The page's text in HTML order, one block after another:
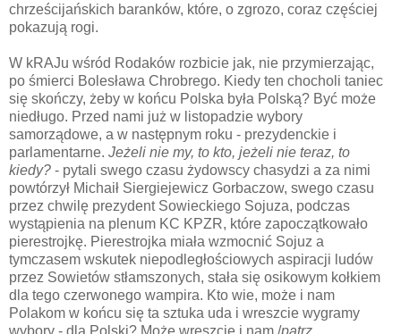
chrześcijańskich baranków, które, o zgrozo, coraz częściej
pokazują rogi.
W kRAJu wśród Rodaków rozbicie jak, nie przymierzając,
po śmierci Bolesława Chrobrego. Kiedy ten chocholi taniec
się skończy, żeby w końcu Polska była Polską? Być może
niedługo. Przed nami już w listopadzie wybory
samorządowe, a w następnym roku - prezydenckie i
parlamentarne. Jeżeli nie my, to kto, jeżeli nie teraz, to
kiedy? - pytali swego czasu żydowscy chasydzi a za nimi
powtórzył Michaił Siergiejewicz Gorbaczow, swego czasu
przez chwilę prezydent Sowieckiego Sojuza, podczas
wystąpienia na plenum KC KPZR, które zapoczątkowało
pierestrojkę. Pierestrojka miała wzmocnić Sojuz a
tymczasem wskutek niepodległościowych aspiracji ludów
przez Sowietów stłamszonych, stała się osikowym kołkiem
dla tego czerwonego wampira. Kto wie, może i nam
Polakom w końcu się ta sztuka uda i wreszcie wygramy
wybory - dla Polski? Może wreszcie i nam /patrz,